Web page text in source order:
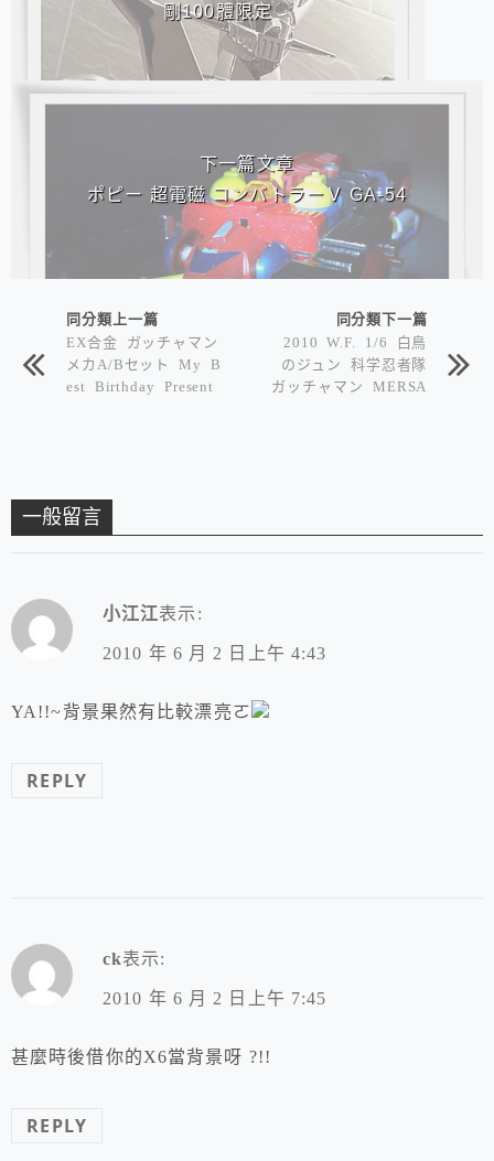
剛100體限定
下一篇文章
ポピー 超電磁 コンバトラーＶ GA-54
同分類上一篇
EX合金 ガッチャマン
メカA/Bセット My B
est Birthday Present
同分類下一篇
2010 W.F. 1/6 白鳥
のジュン 科学忍者隊
ガッチャマン MERSA
一般留言
小江江表示:
2010 年 6 月 2 日上午 4:43
YA!!~背景果然有比較漂亮ㄛ
REPLY
ck表示:
2010 年 6 月 2 日上午 7:45
甚麼時後借你的X6當背景呀 ?!!
REPLY